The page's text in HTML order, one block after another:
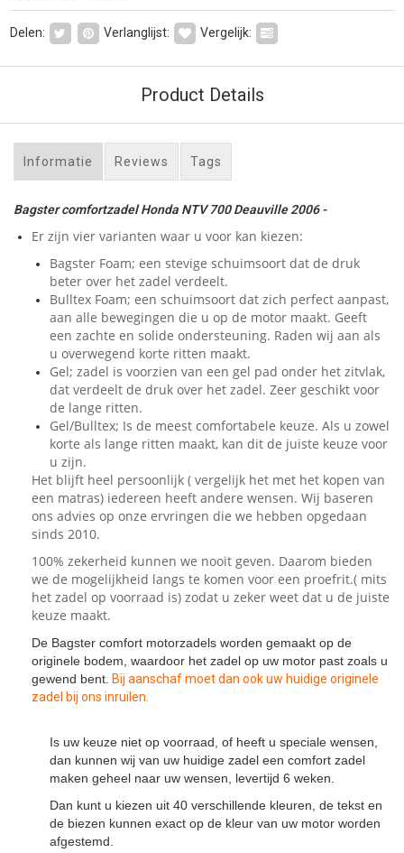
Delen: Verlanglijst: Vergelijk:
Product Details
Informatie Reviews Tags
Bagster comfortzadel Honda NTV 700 Deauville 2006 -
Er zijn vier varianten waar u voor kan kiezen:
Bagster Foam; een stevige schuimsoort dat de druk
beter over het zadel verdeelt.
Bulltex Foam; een schuimsoort dat zich perfect aanpast,
aan alle bewegingen die u op de motor maakt. Geeft
een zachte en solide ondersteuning. Raden wij aan als
u overwegend korte ritten maakt.
Gel; zadel is voorzien van een gel pad onder het zitvlak,
dat verdeelt de druk over het zadel. Zeer geschikt voor
de lange ritten.
Gel/Bulltex; Is de meest comfortabele keuze. Als u zowel
korte als lange ritten maakt, kan dit de juiste keuze voor
u zijn.
Het blijft heel persoonlijk ( vergelijk het met het kopen van
een matras) iedereen heeft andere wensen. Wij baseren
ons advies op onze ervringen die we hebben opgedaan
sinds 2010.
100% zekerheid kunnen we nooit geven. Daarom bieden
we de mogelijkheid langs te komen voor een proefrit.( mits
het zadel op voorraad is) zodat u zeker weet dat u de juiste
keuze maakt.
De Bagster comfort motorzadels worden gemaakt op de
originele bodem, waardoor het zadel op uw motor past zoals u
gewend bent. Bij aanschaf moet dan ook uw huidige originele
zadel bij ons inruilen.
Is uw keuze niet op voorraad, of heeft u speciale wensen,
dan kunnen wij van uw huidige zadel een comfort zadel
maken geheel naar uw wensen, levertijd 6 weken.
Dan kunt u kiezen uit 40 verschillende kleuren, de tekst en
de biezen kunnen exact op de kleur van uw motor worden
afgestemd.